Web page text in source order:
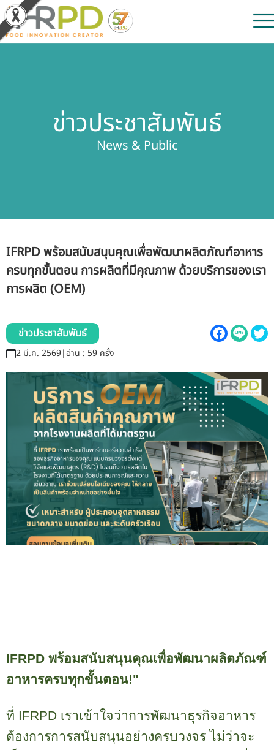
ผลิตภัณฑ์และจำหน่าย
เกี่ยวกับสถาบัน
บุคลากรสถาบัน
รับข้อร้องเรียนและข้อเสนอแนะ
ติดต่อเรา
สายตรงผู้บริหาร
ข่าวประชาสัมพันธ์
News & Public
IFRPD พร้อมสนับสนุนคุณเพื่อพัฒนาผลิตภัณฑ์อาหาร
ครบทุกขั้นตอน การผลิตที่มีคุณภาพ ด้วยบริการของเรา
การผลิต (OEM)
ข่าวประชาสัมพันธ์
2 มี.ค. 2569|อ่าน : 59 ครั้ง
IFRPD พร้อมสนับสนุนคุณเพื่อพัฒนาผลิตภัณฑ์
อาหารครบทุกขั้นตอน!"
ที่ IFRPD เราเข้าใจว่าการพัฒนาธุรกิจอาหาร
ต้องการการสนับสนุนอย่างครบวงจร ไม่ว่าจะ